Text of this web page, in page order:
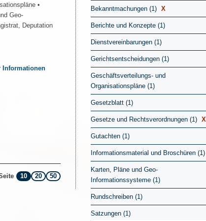
•
Geo-
Deputation
Informationen
10 20 50
Bekanntmachungen (1) X
Berichte und Konzepte (1)
Dienstvereinbarungen (1)
Gerichtsentscheidungen (1)
Geschäftsverteilungs- und
Organisationspläne (1)
Gesetzblatt (1)
Gesetze und Rechtsverordnungen (1) X
Gutachten (1)
Informationsmaterial und Broschüren (1)
Karten, Pläne und Geo-
Informationssysteme (1)
Rundschreiben (1)
Satzungen (1)